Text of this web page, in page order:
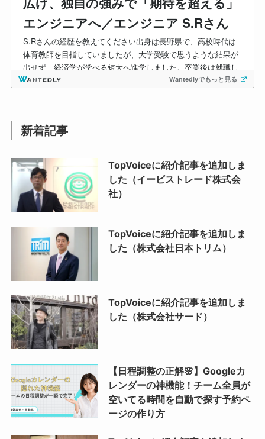
新着記事
TopVoiceに紹介記事を追加しま
した（イービストレード株式会
社）
TopVoiceに紹介記事を追加しま
した（株式会社日本トリム）
TopVoiceに紹介記事を追加しま
した（株式会社サード）
【日程調整の正解🌸】Googleカ
レンダーの神機能！チーム全員が
空いてる時間を自動で探す予約ペ
ージの作り方